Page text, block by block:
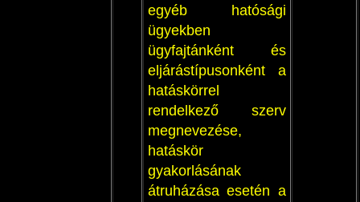
egyéb hatósági
ügyekben
ügyfajtánként és
eljárástípusonként a
hatáskörrel
rendelkező szerv
megnevezése,
hatáskör
gyakorlásának
átruházása esetén a